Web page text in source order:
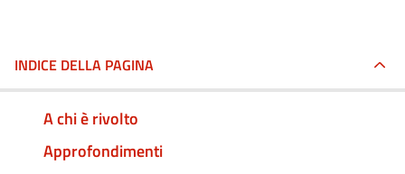
INDICE DELLA PAGINA
A chi è rivolto
Approfondimenti